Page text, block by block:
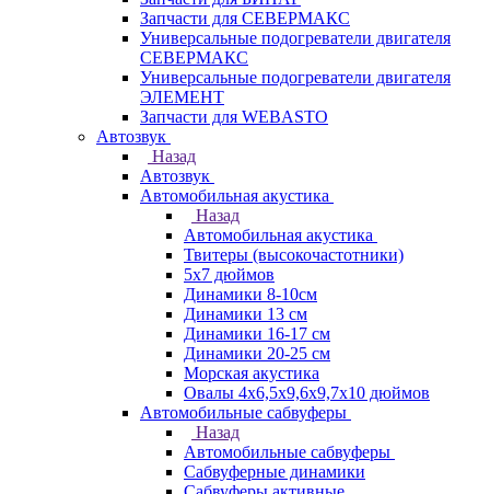
Запчасти для СЕВЕРМАКС
Универсальные подогреватели двигателя
СЕВЕРМАКС
Универсальные подогреватели двигателя
ЭЛЕМЕНТ
Запчасти для WEBASTO
Автозвук
Назад
Автозвук
Автомобильная акустика
Назад
Автомобильная акустика
Твитеры (высокочастотники)
5x7 дюймов
Динамики 8-10см
Динамики 13 см
Динамики 16-17 см
Динамики 20-25 см
Морская акустика
Овалы 4х6,5х9,6x9,7х10 дюймов
Автомобильные сабвуферы
Назад
Автомобильные сабвуферы
Сабвуферные динамики